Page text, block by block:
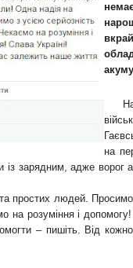
На
на
із зарядним, адже ворог
простих людей. Просимо
на розуміння і
– пишіть. Від